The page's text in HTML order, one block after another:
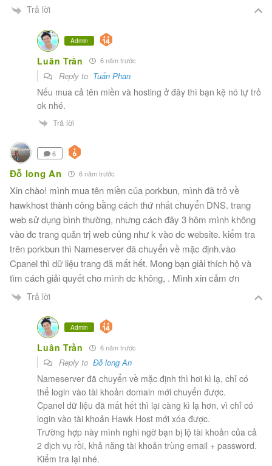
Trả lời
Admin
Luân Trần 6 năm trước
Reply to Tuấn Phan
Nếu mua cả tên miền và hosting ở đây thì bạn kệ nó tự trỏ
ok nhé.
Trả lời
6
Đỗ long An 6 năm trước
Xin chào! mình mua tên miền của porkbun, mình đã trỏ về
hawkhost thành công bằng cách thứ nhất chuyển DNS. trang
web sử dụng bình thường, nhưng cách đây 3 hôm mình không
vào đc trang quản trị web củng như k vào dc website. kiểm tra
trên porkbun thì Nameserver đã chuyển về mặc định.vào
Cpanel thì dữ liệu trang đã mất hết. Mong bạn giải thích hộ và
tìm cách giải quyết cho mình dc không, . Mình xin cảm ơn
Trả lời
Admin
Luân Trần 6 năm trước
Reply toĐỗ long An
Nameserver đã chuyển về mặc định thì hơi kì lạ, chỉ có
thể login vào tài khoản domain mới chuyển được.
Cpanel dữ liệu đã mất hết thì lại càng kì lạ hơn, vì chỉ có
login vào tài khoản Hawk Host mới xóa được.
Trường hợp này mình nghi ngờ bạn bị lộ tài khoản của cả
2 dịch vụ rồi, khả năng tài khoản trùng email + password.
Kiểm tra lại nhé.